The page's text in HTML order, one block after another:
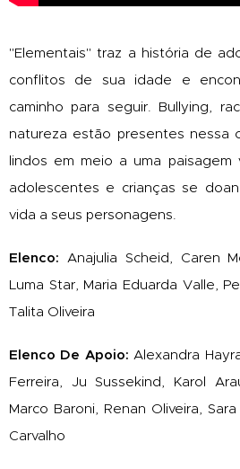
"Elementais" traz a história de
conflitos de sua idade e
caminho para seguir. Bullying,
natureza estão presentes nessa
lindos em meio a uma
adolescentes e crianças se
vida a seus personagens.
Elenco: Anajulia Scheid, Caren
Luma Star, Maria Eduarda Valle,
Talita Oliveira
Elenco De Apoio: Alexandra
Ferreira, Ju Sussekind, Karol
Marco Baroni, Renan Oliveira,
Carvalho